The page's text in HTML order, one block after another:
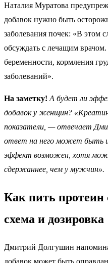
Наталия Муратова
добавок нужно быть
заболевания почек: «В этом
обсуждать с лечащим врачом.
беременности, кормления
заболеваний».
На заметку! А будет ли
добавок у женщин?
показатели, — отвечает
ответ на него может быть
эффект возможен, хотя
сдержаннее, чем у мужчин».
Как пить протеин
схема и дозировка
Дмитрий Долгушин
добавок может быть